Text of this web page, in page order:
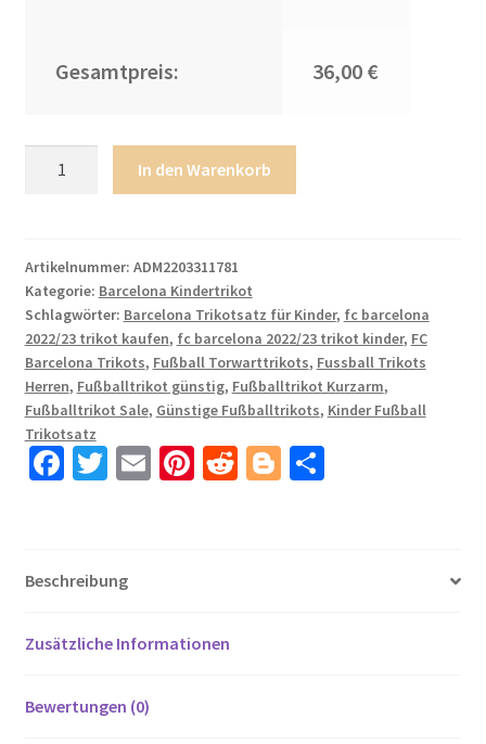
Gesamtpreis: 36,00 €
2022/23
Trikotsatz
Navy
Blau
Billige
FußballTrikots
Menge
In den Warenkorb
Artikelnummer: ADM2203311781
Kategorie: Barcelona Kindertrikot
Schlagwörter: Barcelona Trikotsatz für Kinder, fc barcelona
2022/23 trikot kaufen, fc barcelona 2022/23 trikot kinder, FC
Barcelona Trikots, Fußball Torwarttrikots, Fussball Trikots
Herren, Fußballtrikot günstig, Fußballtrikot Kurzarm,
Fußballtrikot Sale, Günstige Fußballtrikots, Kinder Fußball
Trikotsatz
Fa
o
k
T
er
E Pi R Bl T
Beschreibung
Zusätzliche Informationen
Bewertungen (0)